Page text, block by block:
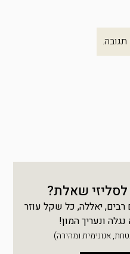
שאלת?
יאללה, כל שקל עוזר
נגלה ונעריך המון!